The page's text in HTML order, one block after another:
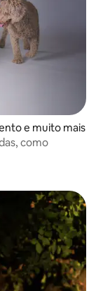
e muito mais
como